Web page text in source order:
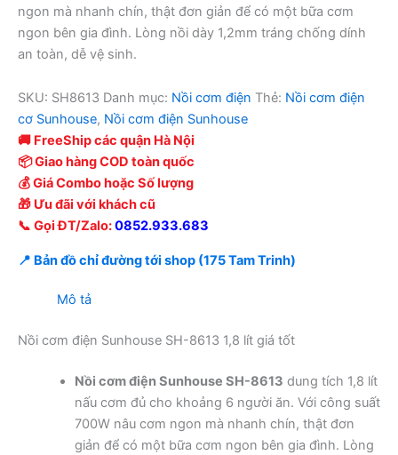
ngon mà nhanh chín, thật đơn giản để có một bữa cơm
ngon bên gia đình. Lòng nồi dày 1,2mm tráng chống dính
an toàn, dễ vệ sinh.
SKU: SH8613 Danh mục: Nồi cơm điện Thẻ: Nồi cơm điện
cơ Sunhouse, Nồi cơm điện Sunhouse
🚚 FreeShip các quận Hà Nội
📦 Giao hàng COD toàn quốc
💰 Giá Combo hoặc Số lượng
🎁 Ưu đãi với khách cũ
📞 Gọi ĐT/Zalo:0852.933.683
📍 Bản đồ chỉ đường tới shop (175 Tam Trinh)
Mô tả
Nồi cơm điện Sunhouse SH-8613 1,8 lít giá tốt
Nồi cơm điện Sunhouse SH-8613 dung tích 1,8 lít
nấu cơm đủ cho khoảng 6 người ăn. Với công suất
700W nâu cơm ngon mà nhanh chín, thật đơn
giản để có một bữa cơm ngon bên gia đình. Lòng